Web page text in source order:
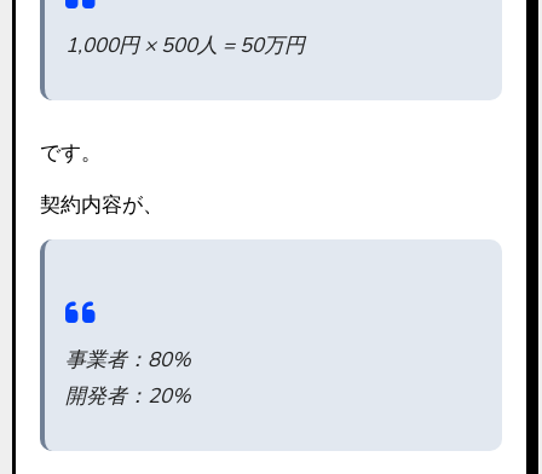
1,000円 × 500人 = 50万円
です。
契約内容が、
事業者：80%
開発者：20%